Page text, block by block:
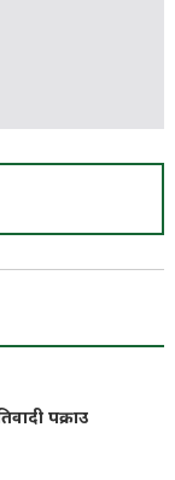
पक्राउ